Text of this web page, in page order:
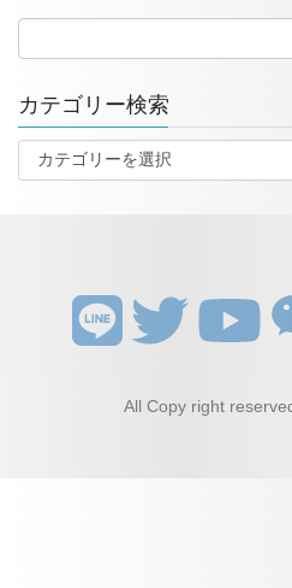
カテゴリー検索
テ
All Copy right